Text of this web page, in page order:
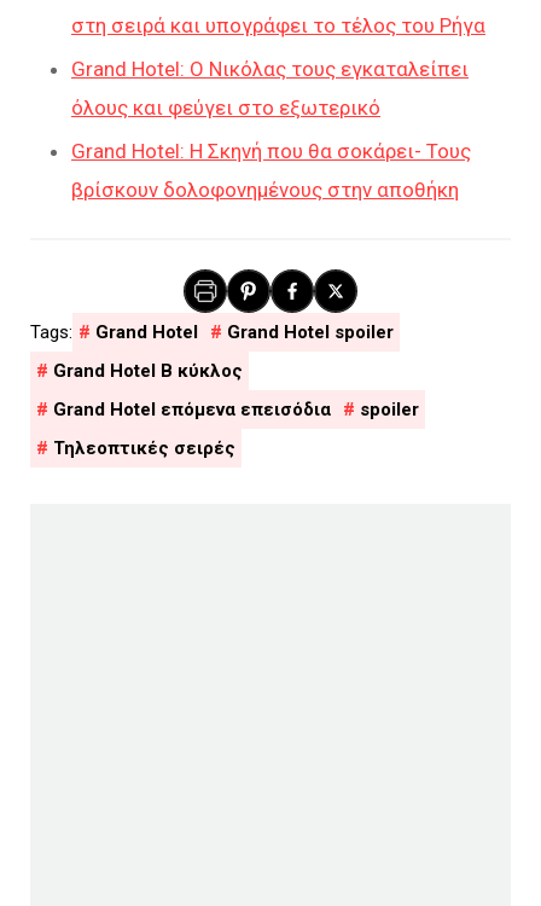
στη σειρά και υπογράφει το τέλος του Ρήγα
Grand Hotel: Ο Νικόλας τους εγκαταλείπει
όλους και φεύγει στο εξωτερικό
Grand Hotel: Η Σκηνή που θα σοκάρει- Τους
βρίσκουν δολοφονημένους στην αποθήκη
Grand Hotel
Grand Hotel spoiler
Grand Hotel Β κύκλος
Grand Hotel επόμενα επεισόδια
spoiler
Τηλεοπτικές σειρές